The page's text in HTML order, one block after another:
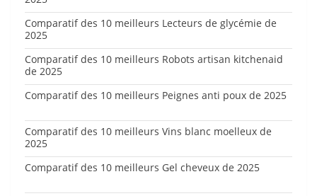
Comparatif des 10 meilleurs Lecteurs de glycémie de
2025
Comparatif des 10 meilleurs Robots artisan kitchenaid
de 2025
Comparatif des 10 meilleurs Peignes anti poux de 2025
Comparatif des 10 meilleurs Vins blanc moelleux de
2025
Comparatif des 10 meilleurs Gel cheveux de 2025